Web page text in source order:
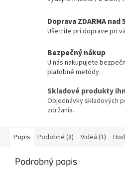
Doprava ZDARMA nad
Ušetrite pri doprave pri
Bezpečný nákup
U nás nakupujete
platobné metódy.
Skladové produkty
Objednávky skladových
zdržania.
Popis Podobné (8) Videá (1)
Podrobný popis